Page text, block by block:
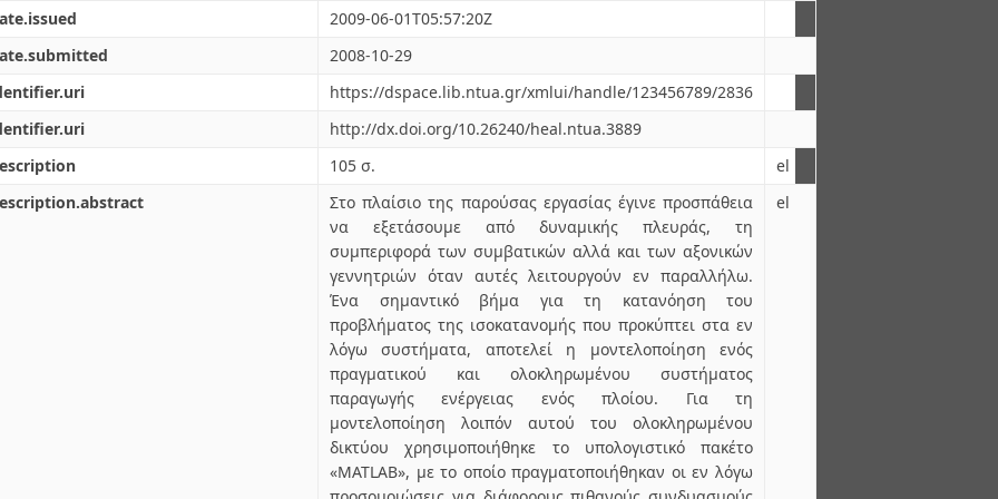
2009-06-01T05:57:20Z
2008-10-29
https://dspace.lib.ntua.gr/xmlui/handle/123456789/2836
http://dx.doi.org/10.26240/heal.ntua.3889
105 σ.
el
Στο πλαίσιο της παρούσας εργασίας έγινε προσπάθεια
να εξετάσουμε από δυναμικής πλευράς, τη
συμπεριφορά των συμβατικών αλλά και των αξονικών
γεννητριών όταν αυτές λειτουργούν εν παραλλήλω.
Ένα σημαντικό βήμα για τη κατανόηση του
προβλήματος της ισοκατανομής που προκύπτει στα εν
λόγω συστήματα, αποτελεί η μοντελοποίηση ενός
πραγματικού και ολοκληρωμένου συστήματος
παραγωγής ενέργειας ενός πλοίου. Για τη
μοντελοποίηση λοιπόν αυτού του ολοκληρωμένου
δικτύου χρησιμοποιήθηκε το υπολογιστικό πακέτο
«MATLAB», με το οποίο πραγματοποιήθηκαν οι εν λόγω
el